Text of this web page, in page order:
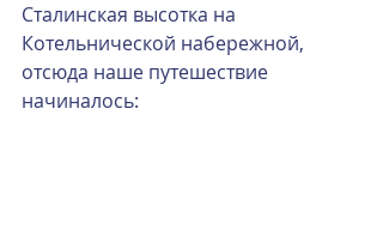
Сталинская высотка на
Котельнической набережной,
отсюда наше путешествие
начиналось: